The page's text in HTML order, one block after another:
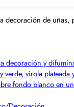
decoración de uñas,